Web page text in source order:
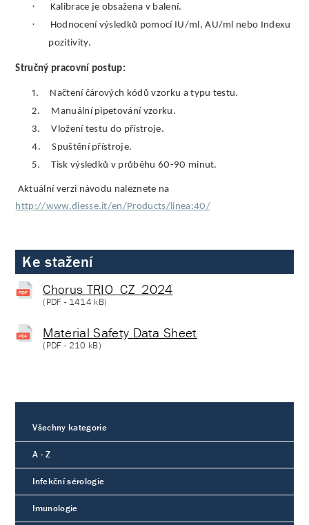
· Kalibrace je obsažena v balení.
·
Hodnocení výsledků pomocí IU/ml, AU/ml nebo Indexu
pozitivity.
Stručný pracovní postup:
1.
Načtení čárových kódů vzorku a typu testu.
2.
Manuální pipetování vzorku.
3.
Vložení testu do přístroje.
4.
Spuštění přístroje.
5.
Tisk výsledků v průběhu 60-90 minut.
Aktuální verzi návodu naleznete na
http://www.diesse.it/en/Products/linea:40/
Ke stažení
Chorus TRIO_CZ_2024
(PDF - 1414 kB)
Material Safety Data Sheet
(PDF - 210 kB)
Všechny kategorie
A - Z
Infekční sérologie
Imunologie